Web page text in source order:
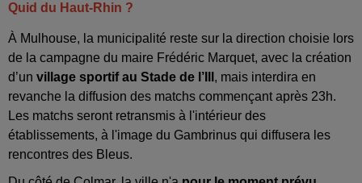
Quid du Haut-Rhin ?
À Mulhouse, la municipalité reste sur la direction choisie lors
de la campagne du maire Frédéric Marquet, avec la création
d’un village sportif au Stade de l’Ill , mais interdira en
revanche la diffusion des matchs commençant après 23h.
Les matchs seront retransmis à l'intérieur des
établissements, à l'image du Gambrinus qui diffusera les
rencontres des Bleus.